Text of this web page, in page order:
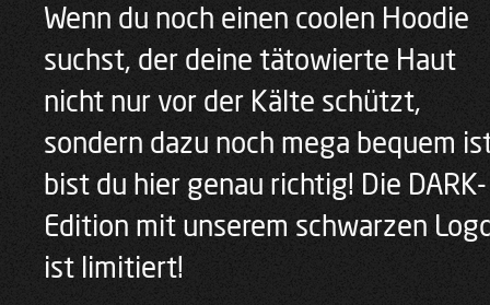
Wenn du noch einen coolen Hoodie
suchst, der deine tätowierte Haut
nicht nur vor der Kälte schützt,
sondern dazu noch mega bequem
bist du hier genau richtig! Die DARK-
Edition mit unserem schwarzen
ist limitiert!